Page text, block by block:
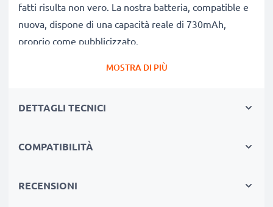
fatti risulta non vero. La nostra batteria, compatible e
nuova, dispone di una capacità reale di 730mAh,
proprio come pubblicizzato.
potenza & autonomia. Le prestazioni eguagliano o
Panasonic, raggiungendo un altissimo numero di cicli
MOSTRA DI PIÙ
DETTAGLI TECNICI
COMPATIBILITÀ
RECENSIONI